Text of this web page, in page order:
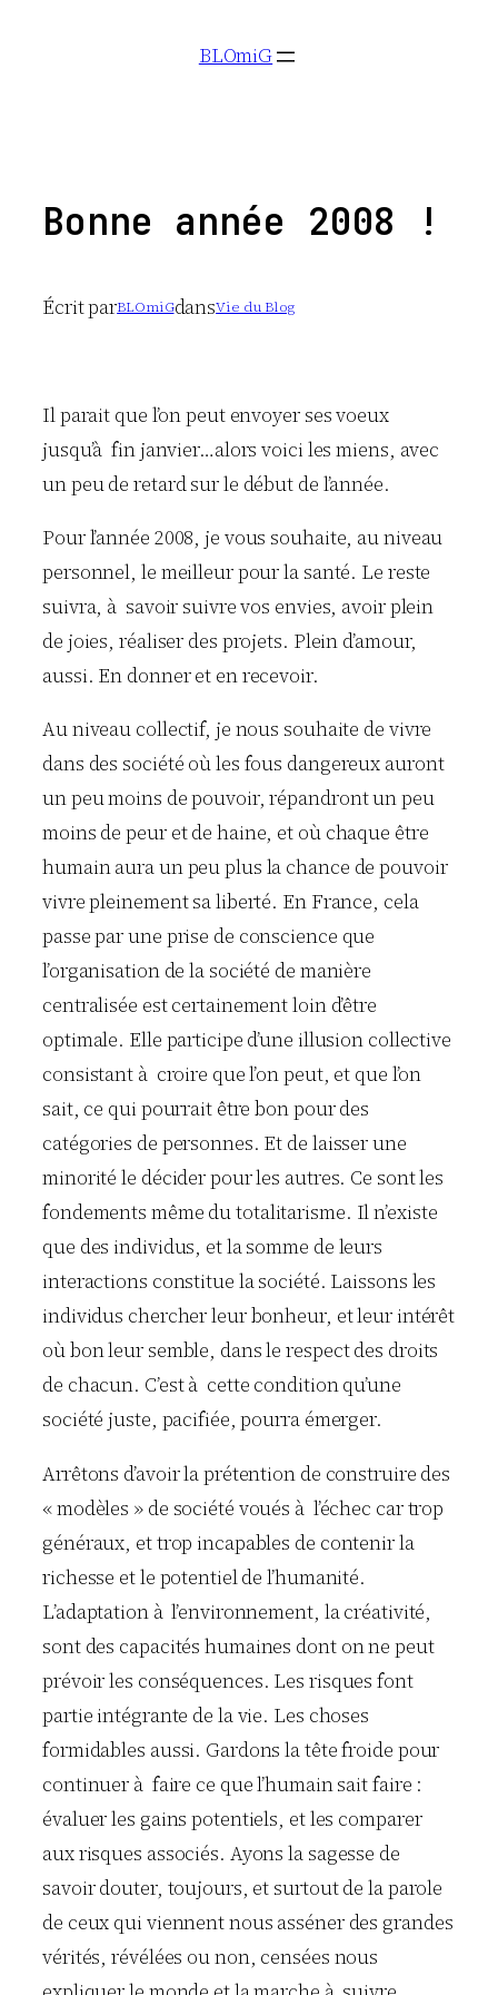
BLOmiG
Bonne année 2008 !
Écrit parBLOmiGdansVie du Blog
Il parait que l’on peut envoyer ses voeux
jusqu’à fin janvier…alors voici les miens, avec
un peu de retard sur le début de l’année.
Pour l’année 2008, je vous souhaite, au niveau
personnel, le meilleur pour la santé. Le reste
suivra, à savoir suivre vos envies, avoir plein
de joies, réaliser des projets. Plein d’amour,
aussi. En donner et en recevoir.
Au niveau collectif, je nous souhaite de vivre
dans des société où les fous dangereux auront
un peu moins de pouvoir, répandront un peu
moins de peur et de haine, et où chaque être
humain aura un peu plus la chance de pouvoir
vivre pleinement sa liberté. En France, cela
passe par une prise de conscience que
l’organisation de la société de manière
centralisée est certainement loin d’être
optimale. Elle participe d’une illusion collective
consistant à croire que l’on peut, et que l’on
sait, ce qui pourrait être bon pour des
catégories de personnes. Et de laisser une
minorité le décider pour les autres. Ce sont les
fondements même du totalitarisme. Il n’existe
que des individus, et la somme de leurs
interactions constitue la société. Laissons les
individus chercher leur bonheur, et leur intérêt
où bon leur semble, dans le respect des droits
de chacun. C’est à cette condition qu’une
société juste, pacifiée, pourra émerger.
Arrêtons d’avoir la prétention de construire des
« modèles » de société voués à l’échec car trop
généraux, et trop incapables de contenir la
richesse et le potentiel de l’humanité.
L’adaptation à l’environnement, la créativité,
sont des capacités humaines dont on ne peut
prévoir les conséquences. Les risques font
partie intégrante de la vie. Les choses
formidables aussi. Gardons la tête froide pour
continuer à faire ce que l’humain sait faire :
évaluer les gains potentiels, et les comparer
aux risques associés. Ayons la sagesse de
savoir douter, toujours, et surtout de la parole
de ceux qui viennent nous asséner des grandes
vérités, révélées ou non, censées nous